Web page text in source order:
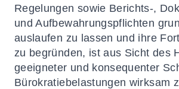
Regelungen sowie Berichts-,
und Aufbewahrungspflichten
auslaufen zu lassen und ihre
zu begründen, ist aus Sicht des
geeigneter und konsequenter
Bürokratiebelastungen wirksam